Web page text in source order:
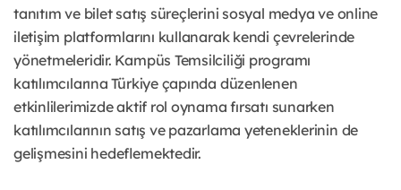
tanıtım ve bilet satış süreçlerini sosyal medya ve online
iletişim platformlarını kullanarak kendi çevrelerinde
yönetmeleridir. Kampüs Temsilciliği programı
katılımcılarına Türkiye çapında düzenlenen
etkinlilerimizde aktif rol oynama fırsatı sunarken
katılımcılarının satış ve pazarlama yeteneklerinin de
gelişmesini hedeflemektedir.